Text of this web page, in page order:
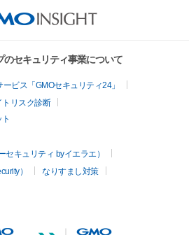
セキュリティ事業について
ビス「GMOセキュリティ24」
トリスク診断
キュリティ byイエラエ）
）
なりすまし対策